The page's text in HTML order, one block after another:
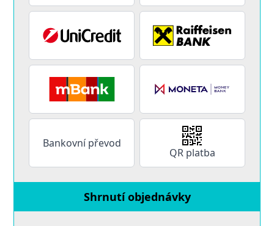
Bankovní převod
QR platba
Shrnutí objednávky